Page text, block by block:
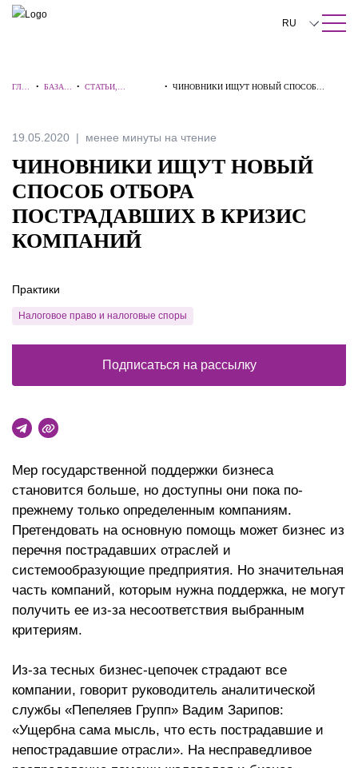
ПОИСК ПО САЙТУ Закрыть
RU
中文
Español
ГЛА
•БАЗА
•СТАТЬИ,
•ЧИНОВНИКИ ИЩУТ НОВЫЙ СПОСОБ
19.05.2020 менее минуты на чтение
ЧИНОВНИКИ ИЩУТ НОВЫЙ
СПОСОБ ОТБОРА
ПОСТРАДАВШИХ В КРИЗИС
КОМПАНИЙ
Мер государственной поддержки бизнеса
становится больше, но доступны они пока по-
прежнему только определенным компаниям.
Претендовать на основную помощь может бизнес из
перечня пострадавших отраслей и
системообразующие предприятия. Но значительная
часть компаний, которым нужна поддержка, не могут
получить ее из-за несоответствия выбранным
критериям.
Из-за тесных бизнес-цепочек страдают все
компании, говорит руководитель аналитической
службы «Пепеляев Групп» Вадим Зарипов:
«Ущербна сама мысль, что есть пострадавшие и
непострадавшие отрасли». На несправедливое
Практики
Налоговое право и налоговые споры
Подписаться на рассылку